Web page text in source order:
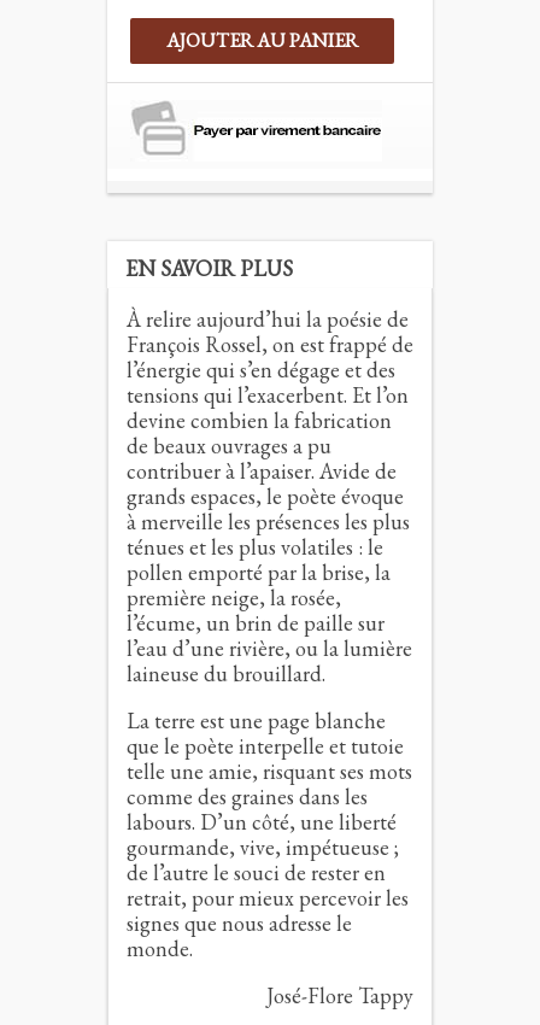
AJOUTER AU PANIER
EN SAVOIR PLUS
À relire aujourd’hui la poésie de
François Rossel, on est frappé de
l’énergie qui s’en dégage et des
tensions qui l’exacerbent. Et l’on
devine combien la fabrication
de beaux ouvrages a pu
contribuer à l’apaiser. Avide de
grands espaces, le poète évoque
à merveille les présences les plus
ténues et les plus volatiles : le
pollen emporté par la brise, la
première neige, la rosée,
l’écume, un brin de paille sur
l’eau d’une rivière, ou la lumière
laineuse du brouillard.
La terre est une page blanche
que le poète interpelle et tutoie
telle une amie, risquant ses mots
comme des graines dans les
labours. D’un côté, une liberté
gourmande, vive, impétueuse ;
de l’autre le souci de rester en
retrait, pour mieux percevoir les
signes que nous adresse le
monde.
José-Flore Tappy